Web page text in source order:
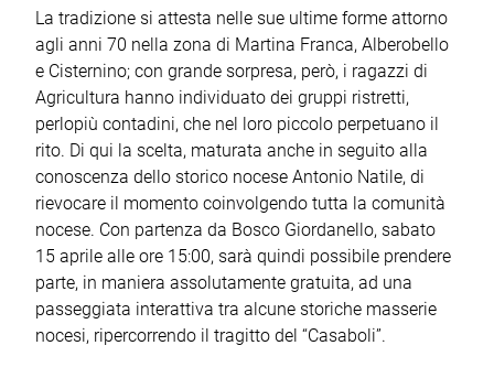
La tradizione si attesta nelle sue ultime forme attorno
agli anni 70 nella zona di Martina Franca, Alberobello
e Cisternino; con grande sorpresa, però, i ragazzi di
Agricultura hanno individuato dei gruppi ristretti,
perlopiù contadini, che nel loro piccolo perpetuano il
rito. Di qui la scelta, maturata anche in seguito alla
conoscenza dello storico nocese Antonio Natile, di
rievocare il momento coinvolgendo tutta la comunità
nocese. Con partenza da Bosco Giordanello, sabato
15 aprile alle ore 15:00, sarà quindi possibile prendere
parte, in maniera assolutamente gratuita, ad una
passeggiata interattiva tra alcune storiche masserie
nocesi, ripercorrendo il tragitto del “Casaboli”.